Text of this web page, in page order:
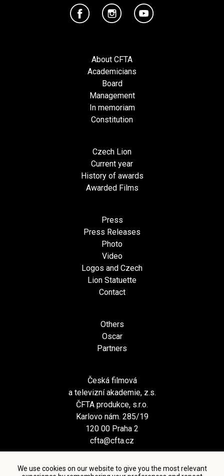
We use cookies on our website to give you the most relevant
About CFTA
Academicians
Board
Management
In memoriam
Constitution
Czech Lion
Current year
History of awards
Awarded Films
Press
Press Releases
Photo
Video
Logos and Czech
Lion Statuette
Contact
Others
Oscar
Partners
Česká filmová
a televizní akademie, z.s.
ČFTA produkce, s.r.o.
Karlovo nám. 285/19
120 00 Praha 2
cfta@cfta.cz